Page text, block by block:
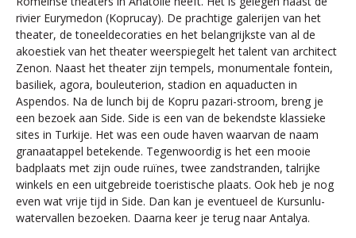
rivier Eurymedon (Koprucay). De prachtige galerijen van het
theater, de toneeldecoraties en het belangrijkste van al de
akoestiek van het theater weerspiegelt het talent van architect
Zenon. Naast het theater zijn tempels, monumentale fontein,
basiliek, agora, bouleuterion, stadion en aquaducten in
Aspendos. Na de lunch bij de Kopru pazari-stroom, breng je
een bezoek aan Side. Side is een van de bekendste klassieke
sites in Turkije. Het was een oude haven waarvan de naam
granaatappel betekende. Tegenwoordig is het een mooie
badplaats met zijn oude ruïnes, twee zandstranden, talrijke
winkels en een uitgebreide toeristische plaats. Ook heb je nog
even wat vrije tijd in Side. Dan kan je eventueel de Kursunlu-
watervallen bezoeken. Daarna keer je terug naar Antalya.